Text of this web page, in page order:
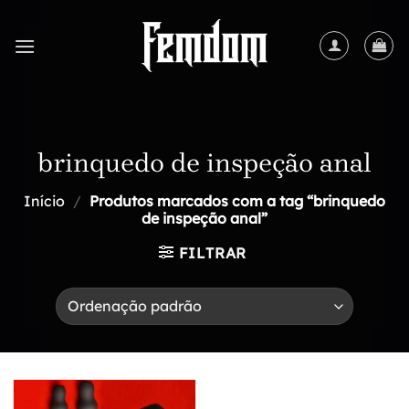
content
brinquedo de inspeção anal
Início / Produtos marcados com a tag “brinquedo
de inspeção anal”
FILTRAR